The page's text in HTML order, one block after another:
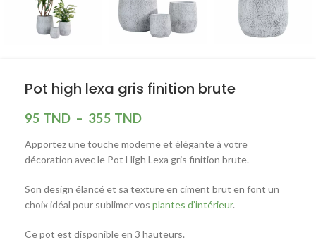
Pot high lexa gris finition brute
95 TND – 355 TND
Apportez une touche moderne et élégante à votre
décoration avec le Pot High Lexa gris finition brute.
Son design élancé et sa texture en ciment brut en font un
choix idéal pour sublimer vos plantes d’intérieur.
Ce pot est disponible en 3 hauteurs.